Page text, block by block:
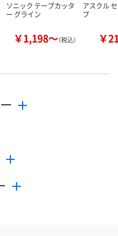
ソニック テープカッタ
ー グライン
￥1,198～（税込）
アスクル
プ
￥